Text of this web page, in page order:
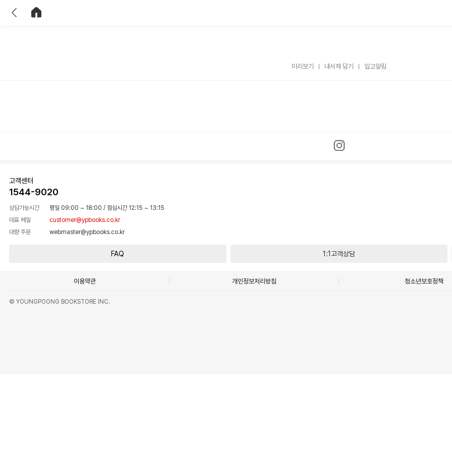
미리보기 내서재 담기 입고알림
고객센터
1544-9020
상담가능시간 평일 09:00 ~ 18:00 / 점심시간 12:15 ~ 13:15
대표 메일
customer@ypbooks.co.kr
대량 주문
webmaster@ypbooks.co.kr
FAQ 1:1고객상담
이용약관 개인정보처리방침 청소년보호정책
© YOUNGPOONG BOOKSTORE INC.